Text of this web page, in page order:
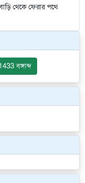
থেকে ফেরার পথে
বঙ্গাব্দ